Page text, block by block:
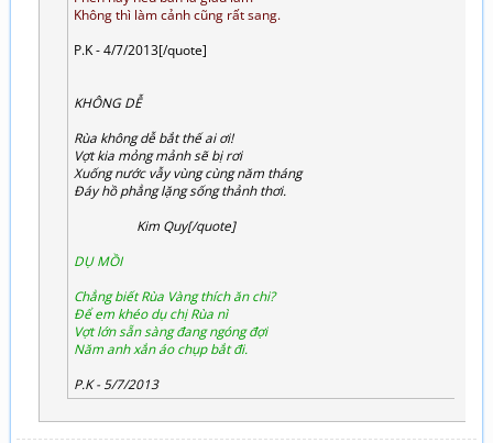
Không thì làm cảnh cũng rất sang.
P.K - 4/7/2013[/quote]
KHÔNG DỄ
Rùa không dễ bắt thế ai ơi!
Vợt kia mỏng mảnh sẽ bị rơi
Xuống nước vẫy vùng cùng năm tháng
Đáy hồ phẳng lặng sống thảnh thơi.
Kim Quy[/quote]
DỤ MỒI
Chẳng biết Rùa Vàng thích ăn chi?
Để em khéo dụ chị Rùa nì
Vợt lớn sẵn sàng đang ngóng đợi
Năm anh xắn áo chụp bắt đi.
P.K - 5/7/2013